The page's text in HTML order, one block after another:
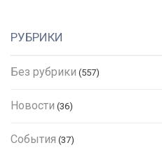
РУБРИКИ
Без рубрики (557)
Новости (36)
События (37)